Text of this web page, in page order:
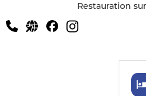
Restauration